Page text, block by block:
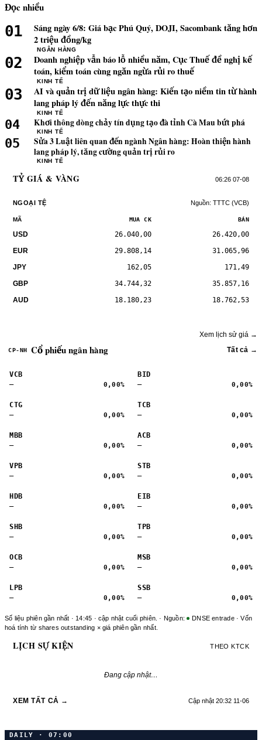
Đọc nhiều
01
Sáng ngày 6/8: Giá bạc Phú Quý, DOJI, Sacombank tăng hơn
2 triệu đồng/kg
NGÂN HÀNG
02
Doanh nghiệp vẫn báo lỗ nhiều năm, Cục Thuế đề nghị kế
toán, kiểm toán cùng ngăn ngừa rủi ro thuế
KINH TẾ
03
AI và quản trị dữ liệu ngân hàng: Kiến tạo niềm tin từ hành
lang pháp lý đến năng lực thực thi
KINH TẾ
04 Khơi thông dòng chảy tín dụng tạo đà tỉnh Cà Mau bứt phá
KINH TẾ
05
Sửa 3 Luật liên quan đến ngành Ngân hàng: Hoàn thiện hành
lang pháp lý, tăng cường quản trị rủi ro
KINH TẾ
TỶ GIÁ & VÀNG 06:26 07-08
NGOẠI TỆ Nguồn: TTTC (VCB)
MÃ MUA CK BÁN
USD 26.040,00
26.420,00
EUR
29.808,14
31.065,96
JPY
162,05
171,49
GBP
34.744,32
35.857,16
AUD
18.180,23 18.762,53
Xem lịch sử giá →
CP-NH Cổ phiếu ngân hàng Tất cả →
VCB
—
0,00%
BID
—
0,00%
CTG
—
0,00%
TCB
—
0,00%
MBB
—
0,00%
ACB
—
0,00%
VPB
—
0,00%
STB
—
0,00%
HDB
—
0,00%
EIB
—
0,00%
SHB
—
0,00%
TPB
—
0,00%
OCB
—
0,00%
MSB
—
0,00%
LPB
—
0,00%
SSB
—
0,00%
Số liệu phiên gần nhất · 14:45 · cập nhật cuối phiên. · Nguồn: DNSE entrade· Vốn
hoá tính từ shares outstanding × giá phiên gần nhất.
LỊCH SỰ KIỆN THEO KTCK
Đang cập nhật…
XEM TẤT CẢ → Cập nhật 20:32 11-06
DAILY · 07:00